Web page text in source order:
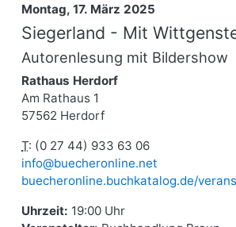
Montag, 17. März 2025
Siegerland - Mit
Autorenlesung mit Bildershow
Rathaus Herdorf
Am Rathaus 1
57562 Herdorf
T: (0 27 44) 933 63 06
info@buecheronline.net
buecheronline.buchkatalog.de/
Uhrzeit: 19:00 Uhr